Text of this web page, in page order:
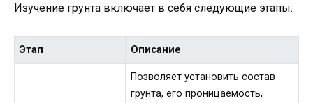
Изучение грунта включает в себя следующие этапы:
Этап Описание
Позволяет установить состав
грунта, его проницаемость,